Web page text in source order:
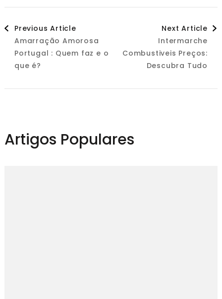
Post
Navigation
Previous Article
Amarração Amorosa
Portugal : Quem faz e o
que é?
Next Article
Intermarche
Combustiveis Preços:
Descubra Tudo
Artigos Populares